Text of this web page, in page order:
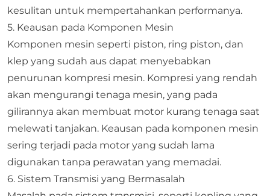
kesulitan untuk mempertahankan performanya.
5. Keausan pada Komponen Mesin
Komponen mesin seperti piston, ring piston, dan
klep yang sudah aus dapat menyebabkan
penurunan kompresi mesin. Kompresi yang rendah
akan mengurangi tenaga mesin, yang pada
gilirannya akan membuat motor kurang tenaga saat
melewati tanjakan. Keausan pada komponen mesin
sering terjadi pada motor yang sudah lama
digunakan tanpa perawatan yang memadai.
6. Sistem Transmisi yang Bermasalah